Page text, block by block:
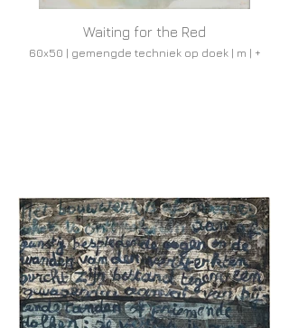
Waiting for the Red
60x50 | gemengde techniek op doek | m | +